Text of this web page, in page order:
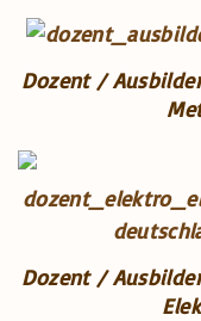
Dozent /
Dozent /